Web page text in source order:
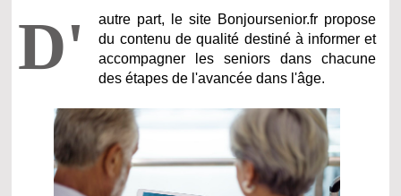
D'
autre part, le site Bonjoursenior.fr propose
du contenu de qualité destiné à informer et
accompagner les seniors dans chacune
des étapes de l'avancée dans l'âge.